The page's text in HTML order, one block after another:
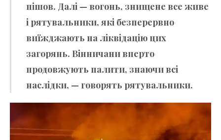
пішов. Далі — вогонь, знищене все живе
і рятувальники, які безперервно
виїжджають на ліквідацію цих
загорянь. Вінничани вперто
продовжують палити, знаючи всі
наслідки, — говорять рятувальники.